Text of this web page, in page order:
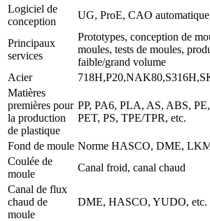
Logiciel de
conception
UG, ProE, CAO
Principaux
services
Prototypes, conception de
moules, tests de moules,
faible/grand volume
Acier
Matières
premières pour
la production
de plastique
PP, PA6, PLA, AS, ABS,
PET, PS, TPE/TPR, etc.
Fond de moule Norme HASCO, DME,
Coulée de
moule
Canal froid, canal chaud
Canal de flux
chaud de
moule
DME, HASCO, YUDO, etc.